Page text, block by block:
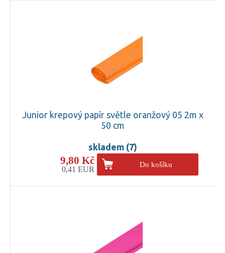
Junior krepový papír světle oranžový 05 2m x
50 cm
skladem (7)
9,80 Kč
0,41 EUR
Do košíku